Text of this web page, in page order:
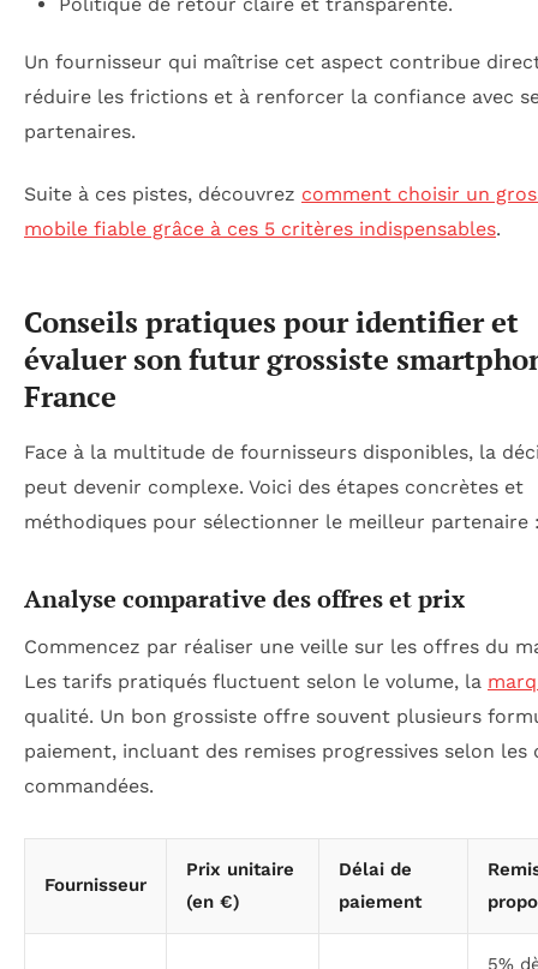
Un fournisseur qui maîtrise cet aspect contribue
réduire les frictions et à renforcer la confiance avec
partenaires.
Suite à ces pistes, découvrez comment choisir un
mobile fiable grâce à ces 5 critères indispensables.
Conseils pratiques pour identifier et
évaluer son futur grossiste
France
Face à la multitude de fournisseurs disponibles, la
peut devenir complexe. Voici des étapes concrètes et
méthodiques pour sélectionner le meilleur partenaire
Analyse comparative des offres et prix
Commencez par réaliser une veille sur les offres du
Les tarifs pratiqués fluctuent selon le volume, la
qualité. Un bon grossiste offre souvent plusieurs
paiement, incluant des remises progressives selon les
commandées.
Fournisseur
Prix unitaire
(en €)
Délai de
paiement
5%